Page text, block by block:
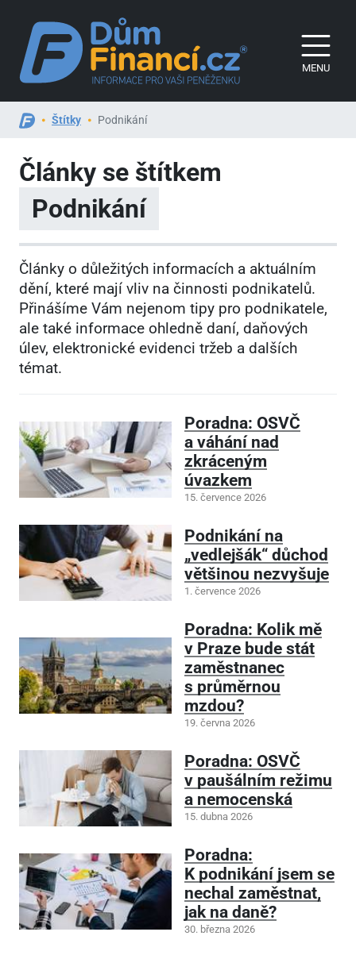
MENU
Štítky Podnikání
Články se štítkem
Podnikání
Články o důležitých informacích a aktuálním
dění, které mají vliv na činnosti podnikatelů.
Přinášíme Vám nejenom tipy pro podnikatele,
ale také informace ohledně daní, daňových
úlev, elektronické evidenci tržeb a dalších
témat.
Poradna: OSVČ
a váhání nad
zkráceným
úvazkem
15. července 2026
Podnikání na
„vedlejšák“ důchod
většinou nezvyšuje
1. července 2026
Poradna: Kolik mě
v Praze bude stát
zaměstnanec
s průměrnou
mzdou?
19. června 2026
Poradna: OSVČ
v paušálním režimu
a nemocenská
15. dubna 2026
Poradna:
K podnikání jsem se
nechal zaměstnat,
jak na daně?
30. března 2026